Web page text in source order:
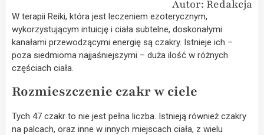
Autor: Redakcja
W terapii Reiki, która jest leczeniem ezoterycznym,
wykorzystującym intuicję i ciała subtelne, doskonałymi
kanałami przewodzącymi energię są czakry. Istnieje ich –
poza siedmioma najjaśniejszymi – duża ilość w różnych
częściach ciała.
Rozmieszczenie czakr w ciele
Tych 47 czakr to nie jest pełna liczba. Istnieją również czakry
na palcach, oraz inne w innych miejscach ciała, z wielu